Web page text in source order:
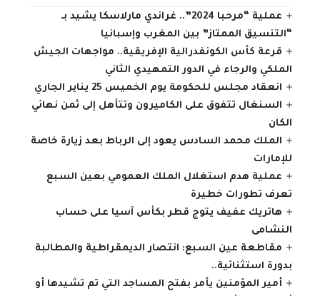
عملية “مرحبا 2024”.. غراندي مارلاسكا يشيد بـ
“التنسيق الممتاز” بين المغرب وإسبانيا
قرعة كأس الكونفدرالية الإفريقية.. مواجهات الجيش
الملكي والرجاء في الدور التمهيدي الثاني
انعقاد مجلس للحكومة يوم الخميس 25 يناير الجاري
السنغال تتفوق على الكاميرون وتتأهل إلى ثمن نهائي
الكان
الملك محمد السادس يعود إلى الرباط بعد زيارة خاصة
للإمارات
عملية هدم استغلال الملك العمومي بعين السبع
تعرف تطورات خطيرة
هاتريك عفيف يتوج قطر بكأس آسيا على حساب
النشامى
مقاطعة عين السبع: انتصار الديمقراطية والمطالبة
بدورة استثنائية..
أمير المؤمنين يأمر بفتح المساجد التي تم تشيدها أو